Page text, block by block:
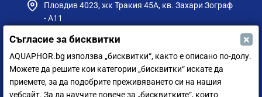
Пловдив 4023, жк Тракия 45А, кв. Захари Зограф
- А11
ФИРМЕН МАГАЗИН (РУСЕ):
гр. Русе, ул. Борисова 73, до Приста Ойл
ФИРМЕН МАГАЗИН (СИЛИСТРА):
гр. Силистра, ул. Петър Мутафчиев 75
Съгласие за бисквитки ×
AQUAPHOR.bg използва „бисквитки“, както е описано по-долу.
Можете да решите кои категории „бисквитки“ искате да
приемете, за да подобрите преживяването си на нашия
уебсайт. За да научите повече за „бисквитките“, които